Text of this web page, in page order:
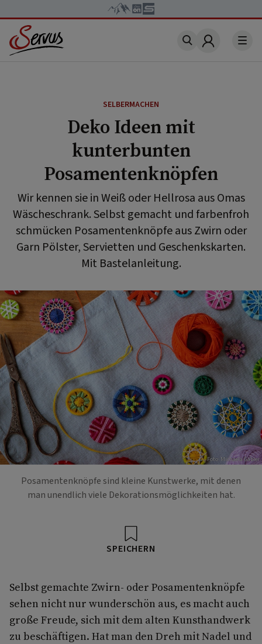
Account
SELBERMACHEN
Deko Ideen mit
kunterbunten
Posamentenknöpfen
Wir kennen sie in Weiß oder Hellrosa aus Omas
Wäscheschrank. Selbst gemacht und farbenfroh
schmücken Posamentenknöpfe aus Zwirn oder
Garn Pölster, Servietten und Geschenkskarten.
Mit Bastelanleitung.
Foto: Michaela Gabler
Posamentenknöpfe sind kleine Kunstwerke, mit denen
man unendlich viele Dekorationsmöglichkeiten hat.
SPEICHERN
Selbst gemachte Zwirn- oder Posamentenknöpfe
sehen nicht nur wunderschön aus, es macht auch
große Freude, sich mit dem alten Kunsthandwerk
zu beschäftigen. Hat man den Dreh mit Nadel und